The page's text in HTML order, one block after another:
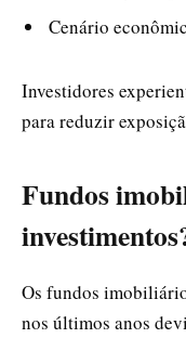
Cenário
Investidores
para reduzir
Fundos
Os fundos
nos últimos anos